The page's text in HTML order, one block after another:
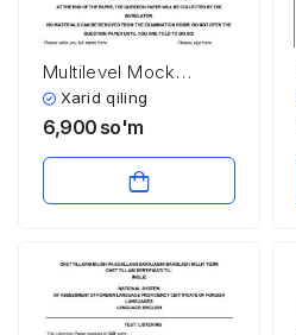
Multilevel Mock
testiga tayyorlanish
uchun reading test
Xarid qiling
6,900 so'm